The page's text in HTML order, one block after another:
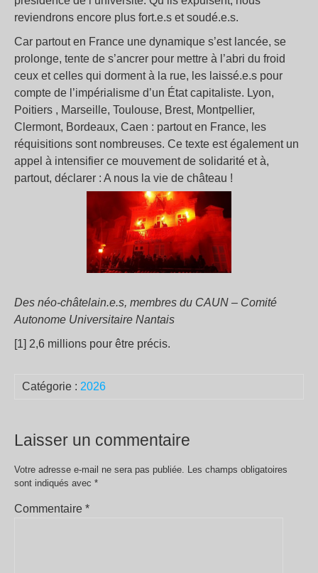
reviendrons encore plus fort.e.s et soudé.e.s.
Car partout en France une dynamique s’est lancée, se
prolonge, tente de s’ancrer pour mettre à l’abri du froid
ceux et celles qui dorment à la rue, les laissé.e.s pour
compte de l’impérialisme d’un État capitaliste. Lyon,
Poitiers , Marseille, Toulouse, Brest, Montpellier,
Clermont, Bordeaux, Caen : partout en France, les
réquisitions sont nombreuses. Ce texte est également un
appel à intensifier ce mouvement de solidarité et à,
partout, déclarer : A nous la vie de château !
Des néo-châtelain.e.s, membres du CAUN – Comité
Autonome Universitaire Nantais
[1] 2,6 millions pour être précis.
Catégorie : 2026
Laisser un commentaire
Votre adresse e-mail ne sera pas publiée. Les champs obligatoires
sont indiqués avec *
Commentaire *